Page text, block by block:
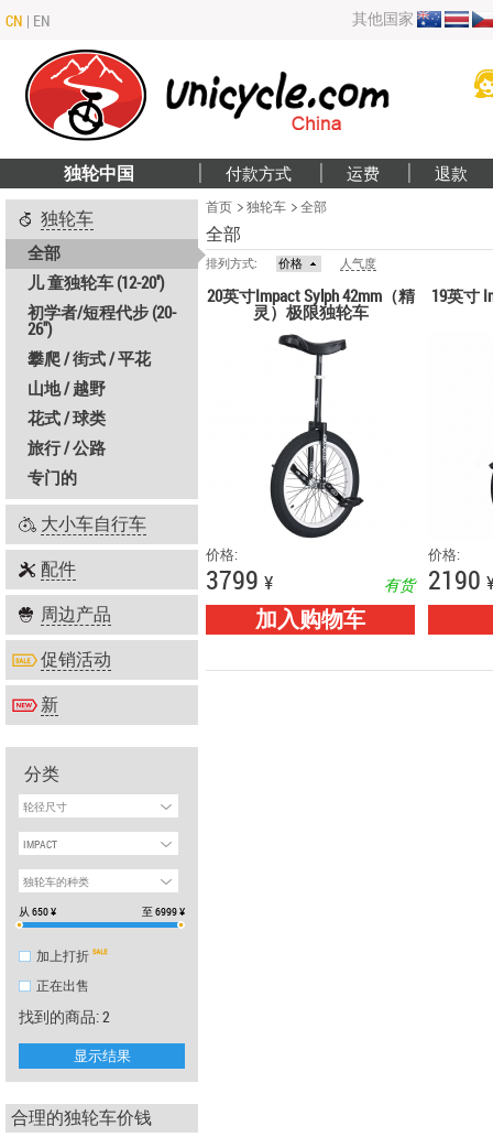
CN | EN 其他国家
独轮中国 付款方式 运费 退款
独轮车
全部
儿 童独轮车 (12-20'')
初学者/短程代步 (20-
26")
攀爬 / 街式 / 平花
山地 / 越野
花式 / 球类
旅行 / 公路
专门的
大小车自行车
配件
周边产品
促销活动
新
分类
轮径尺寸
IMPACT
独轮车的种类
从 650¥ 至6999¥
加上打折
正在出售
找到的商品: 2
显示结果
合理的独轮车价钱
首页 独轮车 全部
全部
排列方式: 价格 人气度
20英寸Impact Sylph 42mm（精
灵）极限独轮车
价格:
3799 ¥ 有货
加入购物车
19英寸
价格:
2190